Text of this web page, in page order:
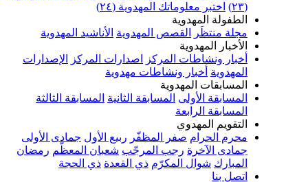
اختبر معلوماتك المهدوية (٢٤)
المهدوية
منتظَر
القصص المهدوية الأناشيد المهدوية
المهدوية
ونشاطات المركز اصدارات المركز الإصدارات
أخبار ونشاطات مهدوية
المهدوية
الأولى المسابقة الثانية المسابقة الثالثة
الرابعة
المهدوي
الحرام
صفر المظفّر ربيع الأول جمادى الأولى
رجب المرجّب شعبان المعظّم رمضان
شوال المكرّم ذي القعدة ذي الحجة